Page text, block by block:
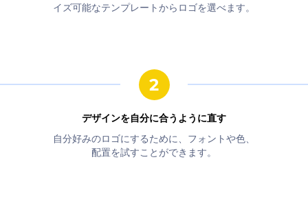
イズ可能なテンプレートからロゴを選べます。
デザインを自分に合うように直す
自分好みのロゴにするために、フォントや色、
配置を試すことができます。